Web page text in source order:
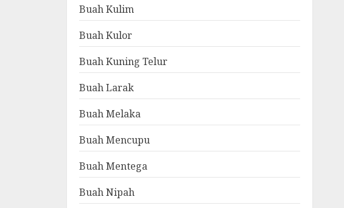
Buah Kulim
Buah Kulor
Buah Kuning Telur
Buah Larak
Buah Melaka
Buah Mencupu
Buah Mentega
Buah Nipah